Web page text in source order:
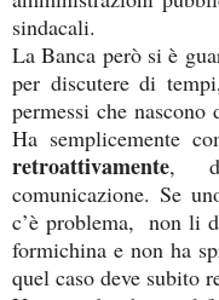
sindacali.
La Banca però si è
per discutere di
permessi che
Ha semplicemente
retroattivamente,
comunicazione. Se
c’è problema, non li
formichina e non ha
quel caso deve subito